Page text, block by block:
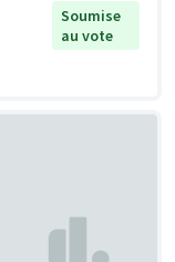
Soumise
au vote